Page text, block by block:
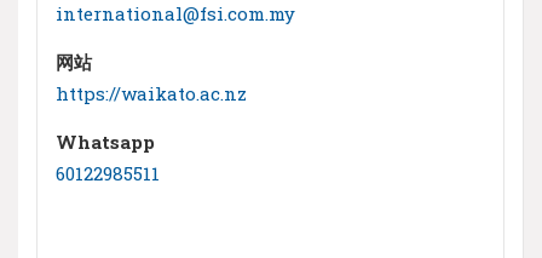
international@fsi.com.my
网站
https://waikato.ac.nz
Whatsapp
60122985511